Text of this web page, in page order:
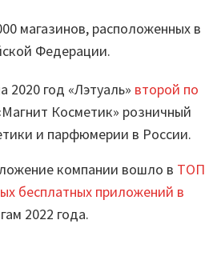
ответы
магазинов, расположенных в
Федерации.
2020 год «Лэтуаль» второй по
Косметик» розничный
и парфюмерии в России.
компании вошло в ТОП
бесплатных приложений в
2022 года.